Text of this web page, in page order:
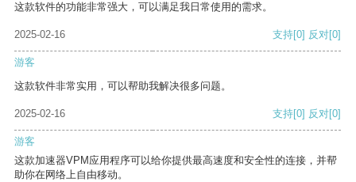
这款软件的功能非常强大，可以满足我日常使用的需求。
2025-02-16 支持[0] 反对[0]
游客
这款软件非常实用，可以帮助我解决很多问题。
2025-02-16 支持[0] 反对[0]
游客
这款加速器VPM应用程序可以给你提供最高速度和安全性的连接，并帮
助你在网络上自由移动。